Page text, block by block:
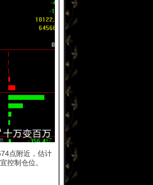
点附近，估计
控制仓位。